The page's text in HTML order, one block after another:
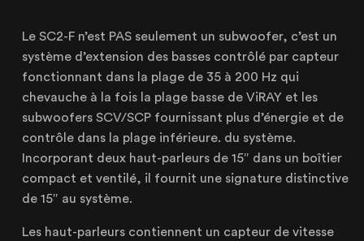
OUR AGENCY
OUR EXPERTISE
OUR ACCOMPANIMENT
OUR REALISATIONS
RENTAL PRODUCTS
PRODUCTS FOR SALE
Le SC2-F n’est PAS seulement un subwoofer, c’est un
système d’extension des basses contrôlé par capteur
fonctionnant dans la plage de 35 à 200 Hz qui
chevauche à la fois la plage basse de ViRAY et les
subwoofers SCV/SCP fournissant plus d’énergie et de
contrôle dans la plage inférieure. du système.
Incorporant deux haut-parleurs de 15″ dans un boîtier
compact et ventilé, il fournit une signature distinctive
de 15″ au système.
Les haut-parleurs contiennent un capteur de vitesse